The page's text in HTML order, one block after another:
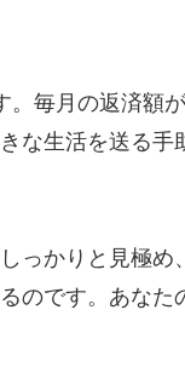
毎月の返済額
な生活を送る
っかりと見極
のです。あな